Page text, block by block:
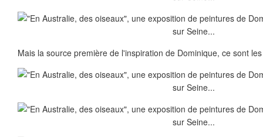
Mais la source première de l'inspiration de Dominique, ce sont